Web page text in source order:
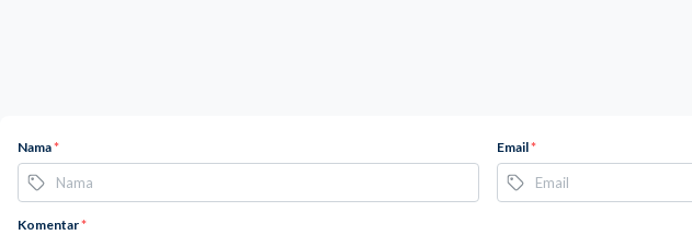
Nama* Email*
Komentar*